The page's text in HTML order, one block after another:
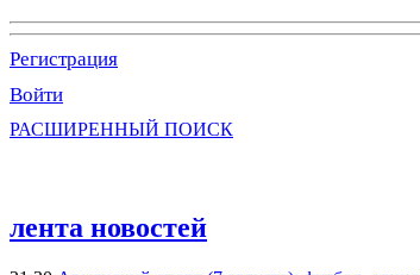
Регистрация
Войти
РАСШИРЕННЫЙ ПОИСК
лента новостей